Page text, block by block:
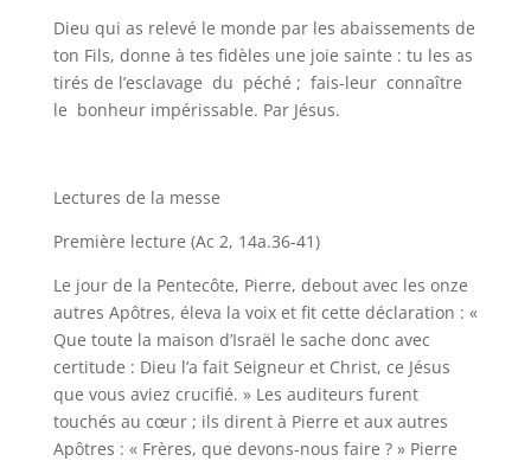
Dieu qui as relevé le monde par les abaissements de
ton Fils, donne à tes fidèles une joie sainte : tu les as
tirés de l’esclavage du péché ; fais-leur connaître
le bonheur impérissable. Par Jésus.
Lectures de la messe
Première lecture (Ac 2, 14a.36-41)
Le jour de la Pentecôte, Pierre, debout avec les onze
autres Apôtres, éleva la voix et fit cette déclaration : «
Que toute la maison d’Israël le sache donc avec
certitude : Dieu l’a fait Seigneur et Christ, ce Jésus
que vous aviez crucifié. » Les auditeurs furent
touchés au cœur ; ils dirent à Pierre et aux autres
Apôtres : « Frères, que devons-nous faire ? » Pierre